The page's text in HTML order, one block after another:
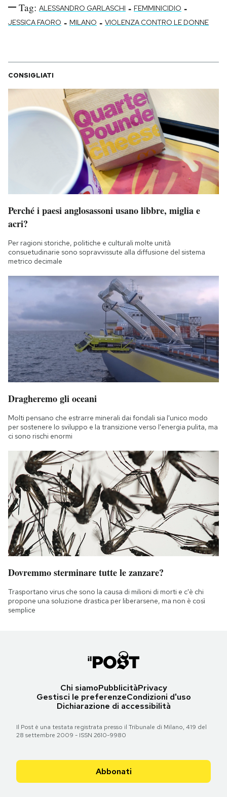
Tag: ALESSANDRO GARLASCHI - FEMMINICIDIO -
JESSICA FAORO - MILANO - VIOLENZA CONTRO LE DONNE
CONSIGLIATI
Perché i paesi anglosassoni usano libbre, miglia e
acri?
Per ragioni storiche, politiche e culturali molte unità
consuetudinarie sono sopravvissute alla diffusione del sistema
metrico decimale
Dragheremo gli oceani
Molti pensano che estrarre minerali dai fondali sia l'unico modo
per sostenere lo sviluppo e la transizione verso l'energia pulita, ma
ci sono rischi enormi
Dovremmo sterminare tutte le zanzare?
Trasportano virus che sono la causa di milioni di morti e c'è chi
propone una soluzione drastica per liberarsene, ma non è così
semplice
Chi siamoPubblicitàPrivacy
Gestisci le preferenzeCondizioni d'uso
Dichiarazione di accessibilità
Il Post è una testata registrata presso il Tribunale di Milano, 419 del
28 settembre 2009 - ISSN 2610-9980
Abbonati